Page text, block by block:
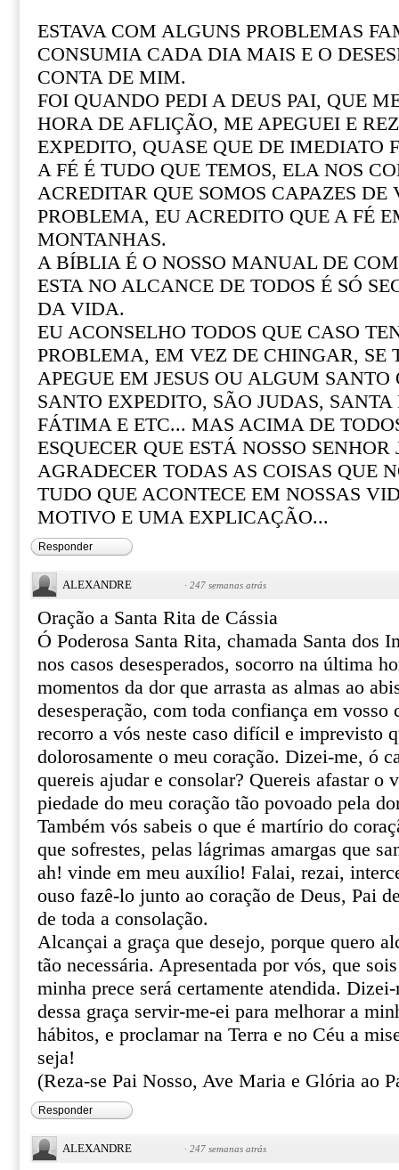
ESTAVA COM ALGUNS PROBLEMAS
CONSUMIA CADA DIA MAIS E O
CONTA DE MIM.
FOI QUANDO PEDI A DEUS PAI, QUE
HORA DE AFLIÇÃO, ME APEGUEI E
EXPEDITO, QUASE QUE DE IMEDIATO
A FÉ É TUDO QUE TEMOS, ELA NOS
ACREDITAR QUE SOMOS CAPAZES DE
PROBLEMA, EU ACREDITO QUE A FÉ
MONTANHAS.
A BÍBLIA É O NOSSO MANUAL DE
ESTA NO ALCANCE DE TODOS É SÓ
DA VIDA.
EU ACONSELHO TODOS QUE CASO
PROBLEMA, EM VEZ DE CHINGAR, SE
APEGUE EM JESUS OU ALGUM SANTO
SANTO EXPEDITO, SÃO JUDAS, SANTA
FÁTIMA E ETC... MAS ACIMA DE
ESQUECER QUE ESTÁ NOSSO SENHOR
AGRADECER TODAS AS COISAS QUE
TUDO QUE ACONTECE EM NOSSAS
MOTIVO E UMA EXPLICAÇÃO...
Responder
ALEXANDRE · 247 semanas atrás
Oração a Santa Rita de Cássia
Ó Poderosa Santa Rita, chamada Santa dos
nos casos desesperados, socorro na última
momentos da dor que arrasta as almas ao
desesperação, com toda confiança em vosso
recorro a vós neste caso difícil e imprevisto
dolorosamente o meu coração. Dizei-me, ó
quereis ajudar e consolar? Quereis afastar o
piedade do meu coração tão povoado pela
Também vós sabeis o que é martírio do
que sofrestes, pelas lágrimas amargas que
ah! vinde em meu auxílio! Falai, rezai,
ouso fazê-lo junto ao coração de Deus, Pai
de toda a consolação.
Alcançai a graça que desejo, porque quero
tão necessária. Apresentada por vós, que
minha prece será certamente atendida.
dessa graça servir-me-ei para melhorar a
hábitos, e proclamar na Terra e no Céu a
seja!
(Reza-se Pai Nosso, Ave Maria e Glória ao
Responder
ALEXANDRE · 247 semanas atrás